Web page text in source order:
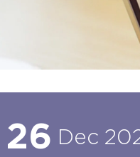
26 Dec